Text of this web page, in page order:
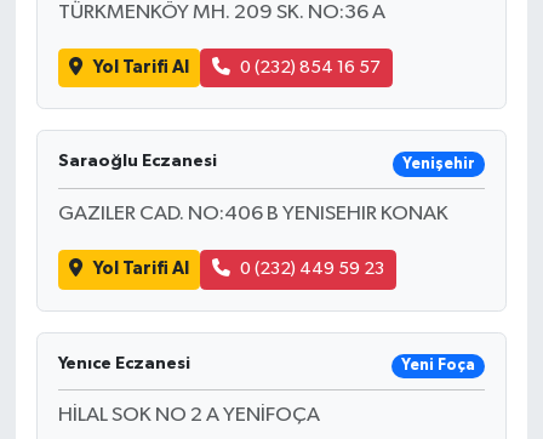
TÜRKMENKÖY MH. 209 SK. NO:36 A
Yol Tarifi Al 0 (232) 854 16 57
Saraoğlu Eczanesi Yenişehir
GAZILER CAD. NO:406 B YENISEHIR KONAK
Yol Tarifi Al 0 (232) 449 59 23
Yenıce Eczanesi Yeni Foça
HİLAL SOK NO 2 A YENİFOÇA